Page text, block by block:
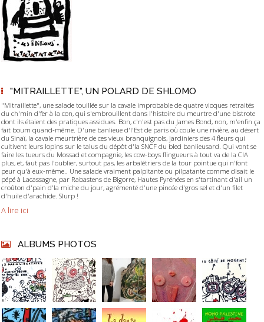
"MITRAILLETTE", UN POLARD DE SHLOMO
"Mitraillette", une salade touillée sur la cavale improbable de quatre vioques retraités
du ch'min d'fer à la con, qui s'embrouillent dans l'histoire du meurtre d'une bistrote
dont ils étaient des pratiques assidues. Bon, c'n'est pas du James Bond, non, m'enfin ça
fait boum quand-même. D'une banlieue d'l'Est de paris où coule une rivière, au désert
du Sinaï, la cavale meurtrière de ces vieux branquignols, jardiniers des 4 fleurs qui
cultivent leurs lopins sur le talus du dépôt d'la SNCF du bled banlieusard. Qui vont se
faire les tueurs du Mossad et compagnie, les cow-boys flingueurs à tout va de la CIA
plus, et, faut pas l'oublier, surtout pas, les arbalétriers de la tour pointue qui n'font
peur qu'à eux-même.. Une salade vraiment palpitante ou pilpatante comme disait le
pépé à Lacassagne, par Rabastens de Bigorre, Hautes Pyrénées en s'tartinant d'ail un
croûton d'pain d'la miche du jour, agrémenté d'une pincée d'gros sel et d'un filet
d'huile d'arachide. Slurp !
A lire ici
ALBUMS PHOTOS